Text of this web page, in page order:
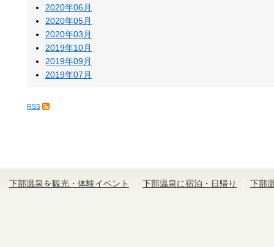
2020年06月
2020年05月
2020年03月
2019年10月
2019年09月
2019年07月
RSS
下部温泉を観光・体験イベント 下部温泉に宿泊・日帰り 下部